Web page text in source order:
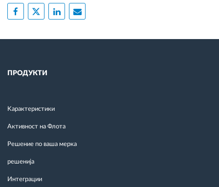
ПРОДУКТИ
Kарактеристики
Активност на Флота
Решение по ваша мерка
решенија
Интеграции